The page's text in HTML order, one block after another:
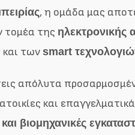
, η ομάδα μας
τομέα της ηλεκτρονικής
και των smart
απόλυτα
και
βιομηχανικές